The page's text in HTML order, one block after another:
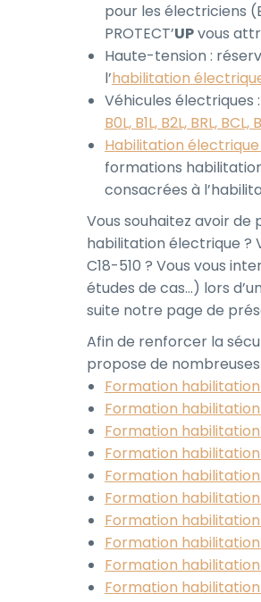
pour les électriciens
PROTECT’UPvous
Haute-tension :
l’habilitation
Véhicules électriques
B0L, B1L, B2L, BRL, BCL,
Habilitation
formations
consacrées à
Vous souhaitez avoir
habilitation électrique ?
C18-510 ? Vous vous
études de cas…) lors
suite notre page de
Afin de renforcer la
propose de
Formation
Formation
Formation
Formation
Formation
Formation
Formation
Formation
Formation
Formation